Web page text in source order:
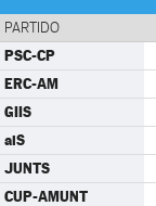
PARTIDO
PSC-CP
ERC-AM
GIIS
aiS
JUNTS
CUP-AMUNT